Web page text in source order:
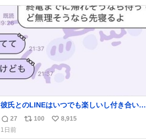
数
ス
ト
数
ね
数
彼氏とのLINEはいつでも楽しいし付き合いた
ての頃の嬉しかったLINEは無限にあるけど(同
棲前は1日で各50通くらい送りあってたし)最
近嬉しかったのはこれ
返
信
27
リ
100
い
8,915
1日前